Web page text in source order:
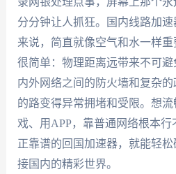
分分钟让人抓狂。国内线路加
来说，简直就像空气和水一样
很简单：物理距离远带来不可
内外网络之间的防火墙和复杂
的路变得异常拥堵和受限。想
戏、用APP，靠普通网络根本
正靠谱的回国加速器，就能轻
接国内的精彩世界。